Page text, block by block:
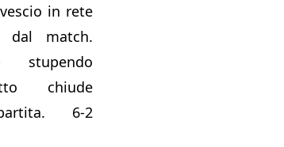
in rete
match.
stupendo
chiude
6-2